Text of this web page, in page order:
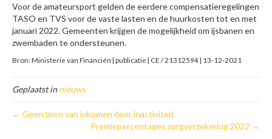
Voor de amateursport gelden de eerdere compensatieregelingen
TASO en TVS voor de vaste lasten en de huurkosten tot en met
januari 2022. Gemeenten krijgen de mogelijkheid om ijsbanen en
zwembaden te ondersteunen.
Bron: Ministerie van Financiën | publicatie | CE / 21312594 | 13-12-2021
Geplaatst innieuws
← Geen bron van inkomen door inactiviteit
Premiepercentages zorgverzekering 2022 →